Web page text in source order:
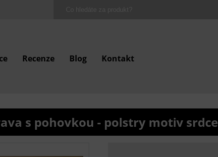
Recenze Blog Kontakt
s pohovkou - polstry motiv srdce